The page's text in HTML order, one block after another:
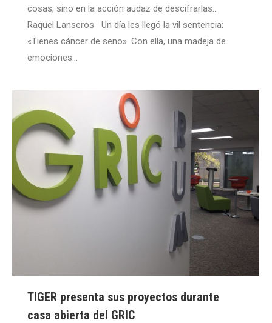
cosas, sino en la acción audaz de descifrarlas…
Raquel Lanseros Un día les llegó la vil sentencia:
«Tienes cáncer de seno». Con ella, una madeja de
emociones…
TIGER presenta sus proyectos durante
casa abierta del GRIC